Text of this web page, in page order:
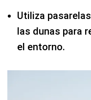
Utiliza
las dunas para
el entorno.